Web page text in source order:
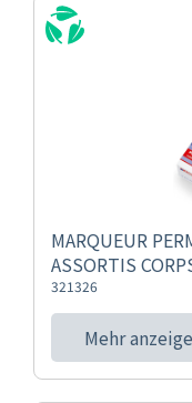
MARQUEUR
ASSORTIS
321326
Mehr